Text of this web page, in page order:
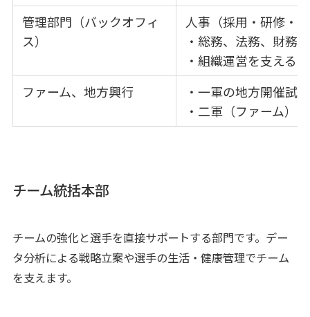
管理部門（バックオフィ
ス）
人事（採用・研修・
・総務、法務、財務
・組織運営を支える
ファーム、地方興行
・一軍の地方開催試合
・二軍（ファーム）
チーム統括本部
チームの強化と選手を直接サポートする部門です。デー
タ分析による戦略立案や選手の生活・健康管理でチーム
を支えます。